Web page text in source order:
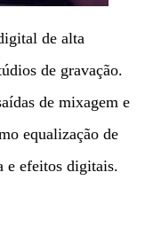
de alta
de gravação.
de mixagem e
equalização de
e efeitos digitais.